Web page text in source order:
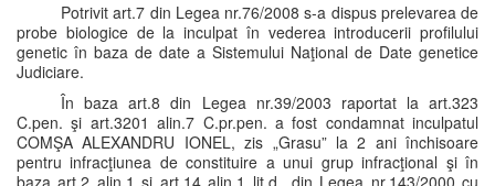
Potrivit art.7 din Legea nr.76/2008 s-a dispus prelevarea de
probe biologice de la inculpat în vederea introducerii profilului
genetic în baza de date a Sistemului Naţional de Date genetice
Judiciare.
În baza art.8 din Legea nr.39/2003 raportat la art.323
C.pen. şi art.3201 alin.7 C.pr.pen. a fost condamnat inculpatul
COMŞA ALEXANDRU IONEL, zis „Grasu” la 2 ani închisoare
pentru infracţiunea de constituire a unui grup infracţional şi în
baza art.2 alin.1 şi art.14 alin.1 lit.d din Legea nr.143/2000 cu